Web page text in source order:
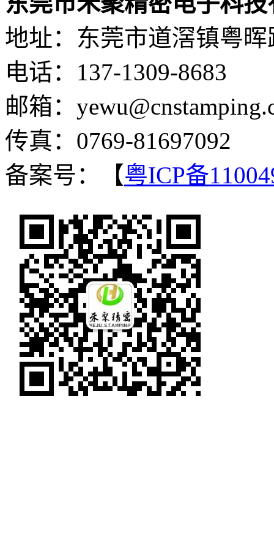
地址：东莞市道滘镇粤晖
电话：137-1309-8683
邮箱：
传真：0769-81697092
备案号：【粤ICP备